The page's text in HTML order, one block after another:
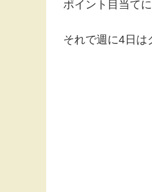
ポイント目当て
それで週に4日は